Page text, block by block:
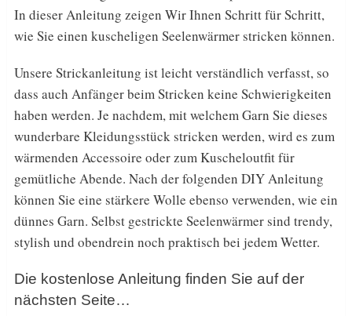
In dieser Anleitung zeigen Wir Ihnen Schritt für Schritt,
wie Sie einen kuscheligen Seelenwärmer stricken können.
Unsere Strickanleitung ist leicht verständlich verfasst, so
dass auch Anfänger beim Stricken keine Schwierigkeiten
haben werden. Je nachdem, mit welchem Garn Sie dieses
wunderbare Kleidungsstück stricken werden, wird es zum
wärmenden Accessoire oder zum Kuscheloutfit für
gemütliche Abende. Nach der folgenden DIY Anleitung
können Sie eine stärkere Wolle ebenso verwenden, wie ein
dünnes Garn. Selbst gestrickte Seelenwärmer sind trendy,
stylish und obendrein noch praktisch bei jedem Wetter.
Die kostenlose Anleitung finden Sie auf der
nächsten Seite…